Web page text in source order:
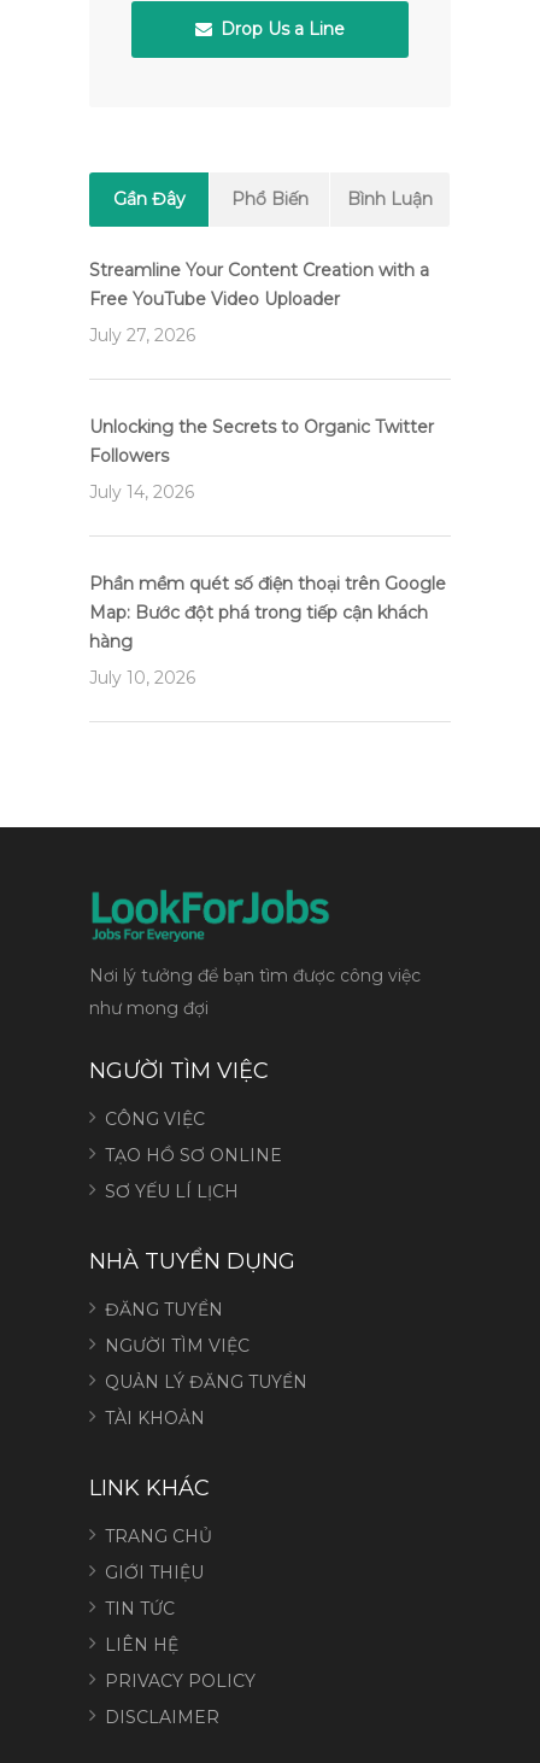
Drop Us a Line
Gần Đây Phổ Biến Bình Luận
Streamline Your Content Creation with a
Free YouTube Video Uploader
July 27, 2026
Unlocking the Secrets to Organic Twitter
Followers
July 14, 2026
Phần mềm quét số điện thoại trên Google
Map: Bước đột phá trong tiếp cận khách
hàng
July 10, 2026
Nơi lý tưởng để bạn tìm được công việc
như mong đợi
NGƯỜI TÌM VIỆC
CÔNG VIỆC
TẠO HỒ SƠ ONLINE
SƠ YẾU LÍ LỊCH
NHÀ TUYỂN DỤNG
ĐĂNG TUYỂN
NGƯỜI TÌM VIỆC
QUẢN LÝ ĐĂNG TUYỂN
TÀI KHOẢN
LINK KHÁC
TRANG CHỦ
GIỚI THIỆU
TIN TỨC
LIÊN HỆ
PRIVACY POLICY
DISCLAIMER